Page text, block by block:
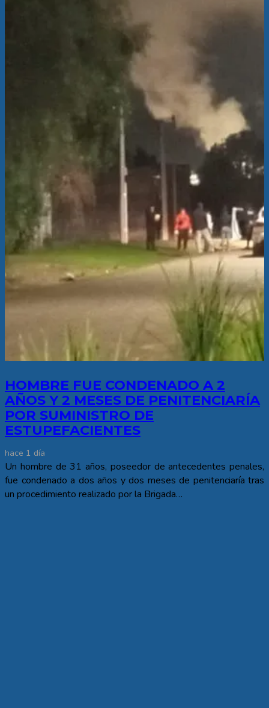
HOMBRE FUE CONDENADO A 2
AÑOS Y 2 MESES DE PENITENCIARÍA
POR SUMINISTRO DE
ESTUPEFACIENTES
hace 1 día
Un hombre de 31 años, poseedor de antecedentes penales,
fue condenado a dos años y dos meses de penitenciaría tras
un procedimiento realizado por la Brigada…